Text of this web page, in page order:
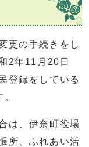
更の手続きをし
2年11月20日
登録をしている
は、伊奈町役場
所、ふれあい活